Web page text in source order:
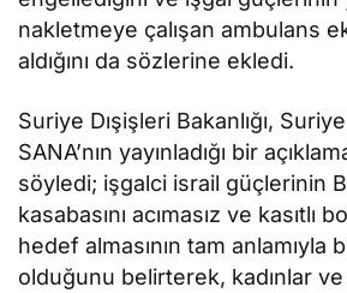
nakletmeye çalışan ambulans
aldığını da sözlerine ekledi.
Suriye Dışişleri Bakanlığı,
SANA’nın yayınladığı bir
söyledi; işgalci israil güçlerinin
kasabasını acımasız ve kasıtlı
hedef almasının tam anlamıyla
olduğunu belirterek, kadınlar